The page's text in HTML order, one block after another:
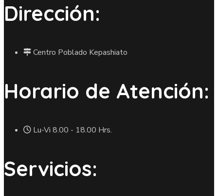
Dirección:
Centro Poblado Kepashiato
Horario de Atención:
Lu-Vi 8.00 - 18.00 Hrs.
Servicios: